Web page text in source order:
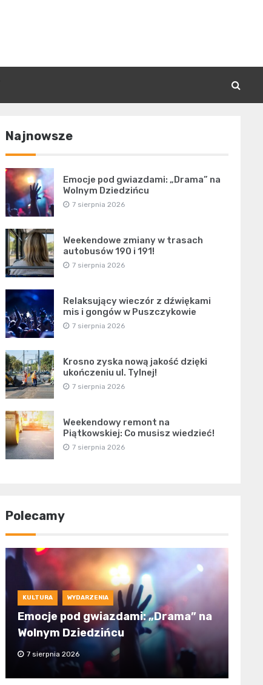
Najnowsze
Emocje pod gwiazdami: „Drama” na
Wolnym Dziedzińcu
7 sierpnia 2026
Weekendowe zmiany w trasach
autobusów 190 i 191!
7 sierpnia 2026
Relaksujący wieczór z dźwiękami
mis i gongów w Puszczykowie
7 sierpnia 2026
Krosno zyska nową jakość dzięki
ukończeniu ul. Tylnej!
7 sierpnia 2026
Weekendowy remont na
Piątkowskiej: Co musisz wiedzieć!
7 sierpnia 2026
Polecamy
KULTURA WYDARZENIA
Emocje pod gwiazdami: „Drama” na
Wolnym Dziedzińcu
7 sierpnia 2026